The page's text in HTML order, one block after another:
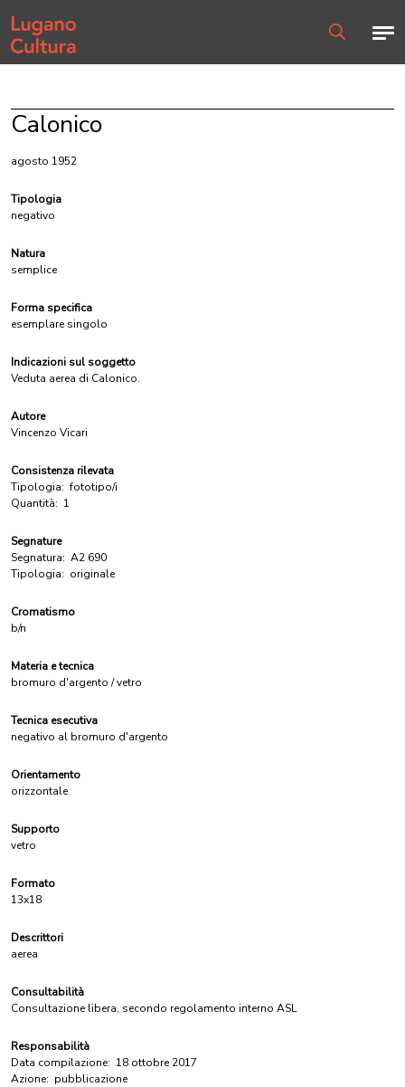
Home page
Calonico
agosto 1952
Tipologia
negativo
Natura
semplice
Forma specifica
esemplare singolo
Indicazioni sul soggetto
Veduta aerea di Calonico.
Autore
Vincenzo Vicari
Consistenza rilevata
Tipologia: fototipo/i
Quantità: 1
Segnature
Segnatura: A2 690
Tipologia: originale
Cromatismo
b/n
Materia e tecnica
bromuro d'argento / vetro
Tecnica esecutiva
negativo al bromuro d'argento
Orientamento
orizzontale
Supporto
vetro
Formato
13x18
Descrittori
aerea
Consultabilità
Consultazione libera, secondo regolamento interno ASL
Responsabilità
Data compilazione: 18 ottobre 2017
Azione: pubblicazione